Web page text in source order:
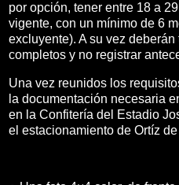
por opción, tener entre 18 a
vigente, con un mínimo de 6
excluyente). A su vez
completos y no registrar
Una vez reunidos los
la documentación necesaria
en la Confitería del Estadio
el estacionamiento de Ortíz